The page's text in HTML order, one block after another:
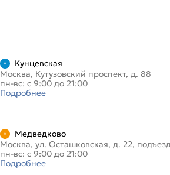
Кунцевская
Москва, Кутузовский проспект, д. 88
пн-вс: с 9:00 до 21:00
Подробнее
Медведково
Москва, ул. Осташковская, д. 22,
пн-вс: с 9:00 до 21:00
Подробнее